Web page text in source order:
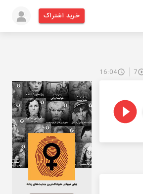
خرید اشتراک
7
16:04